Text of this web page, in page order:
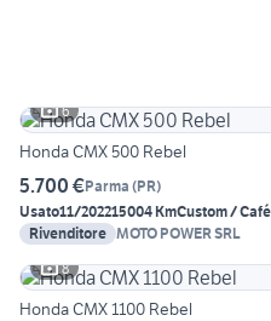
6
Honda CMX 500 Rebel
5.700 €Parma (PR)
Usato11/202215004 KmCustom /
Rivenditore MOTO POWER SRL
8
Honda CMX 1100 Rebel